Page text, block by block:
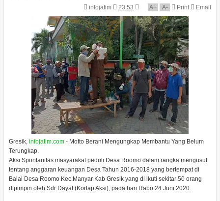
infojatim 23:53 A+ A- Print Email
Gresik, infojatim.com- Motto Berani Mengungkap Membantu Yang Belum
Terungkap.
Aksi Spontanitas masyarakat peduli Desa Roomo dalam rangka mengusut
tentang anggaran keuangan Desa Tahun 2016-2018 yang bertempat di
Balai Desa Roomo Kec.Manyar Kab Gresik yang di ikuti sekitar 50 orang
dipimpin oleh Sdr Dayat (Korlap Aksi), pada hari Rabo 24 Juni 2020.